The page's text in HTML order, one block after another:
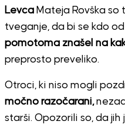
LevcaMateja Rovška so
tveganje, da bi se kdo od
pomotoma znašel na
preprosto preveliko.
Otroci, ki niso mogli
močno razočarani,
starši. Opozorili so, da jih